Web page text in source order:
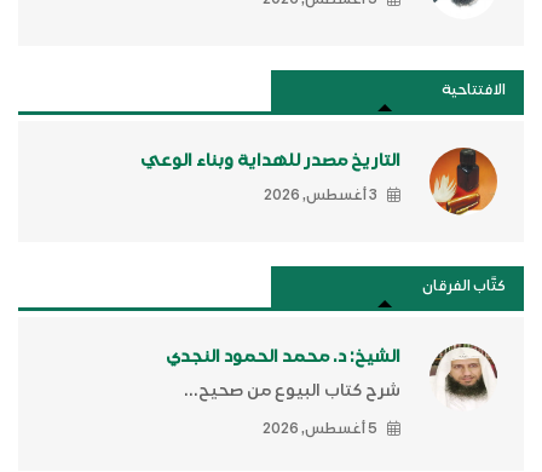
الافتتاحية
التاريخ مصدر للهداية وبناء الوعي
3 أغسطس, 2026
كتَّاب الفرقان
الشيخ: د. محمد الحمود النجدي
شرح كتاب البيوع من صحيح...
5 أغسطس, 2026